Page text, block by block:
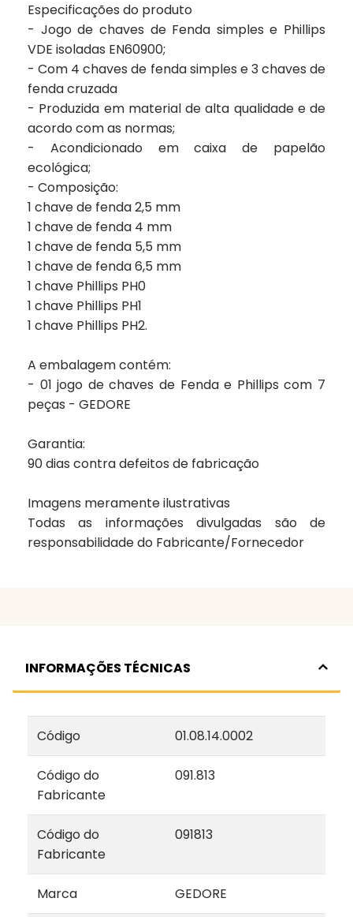
Especificações do produto
- Jogo de chaves de Fenda simples e Phillips
VDE isoladas EN60900;
- Com 4 chaves de fenda simples e 3 chaves de
fenda cruzada
- Produzida em material de alta qualidade e de
acordo com as normas;
- Acondicionado em caixa de papelão
ecológica;
- Composição:
1 chave de fenda 2,5 mm
1 chave de fenda 4 mm
1 chave de fenda 5,5 mm
1 chave de fenda 6,5 mm
1 chave Phillips PH0
1 chave Phillips PH1
1 chave Phillips PH2.
A embalagem contém:
- 01 jogo de chaves de Fenda e Phillips com 7
peças - GEDORE
Garantia:
90 dias contra defeitos de fabricação
Imagens meramente ilustrativas
Todas as informações divulgadas são de
responsabilidade do Fabricante/Fornecedor
INFORMAÇÕES TÉCNICAS
Código 01.08.14.0002
Código do
Fabricante
091.813
Código do
Fabricante
091813
Marca GEDORE